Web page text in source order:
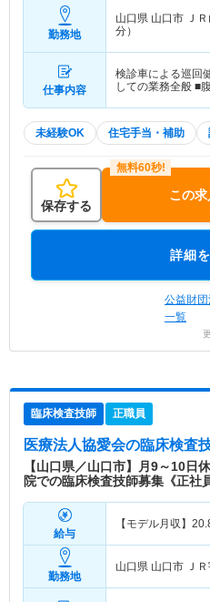
勤務地
山口県 山口市 Ｊ
分）
仕事内容
検診車による巡回
しての業務全般 ■
未経験OK 住宅手当・補助
保存する
この
詳細
公益財
一覧
臨床検査技師 正職員
医療法人協愛会の臨床検査
【山口県／山口市】月9～10
院での臨床検査技師募集《正社
給与
【モデル月収】
勤務地
山口県 山口市 Ｊ